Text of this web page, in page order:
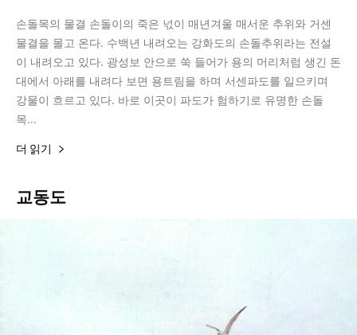
손돌목의 물결 손돌이의 죽은 넋이 매년겨울 매서운 추위와 거센
물결을 몰고 온다. 수백년 내려오는 강화도의 손돌추위라는 전설
이 내려오고 있다. 광성보 안으로 쑥 들어가 용의 머리처럼 생긴 돈
대에서 아래를 내려다 보면 용트림을 하며 서센파도를 일으키며
강물이 흐르고 있다. 바로 이곳이 파도가 험하기로 유명한 손돌
목...
더 읽기
교동도